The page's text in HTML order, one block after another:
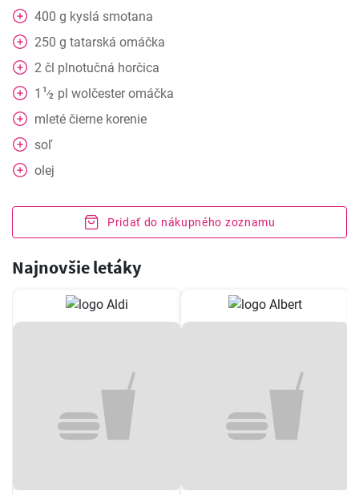
400 g kyslá smotana
250 g tatarská omáčka
2 čl plnotučná horčica
1 1⁄2 pl wolčester omáčka
mleté čierne korenie
soľ
olej
Pridať do nákupného zoznamu
Najnovšie letáky